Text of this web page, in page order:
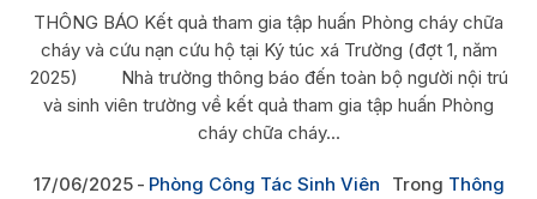
THÔNG BÁO Kết quả tham gia tập huấn Phòng cháy chữa
cháy và cứu nạn cứu hộ tại Ký túc xá Trường (đợt 1, năm
2025) Nhà trường thông báo đến toàn bộ người nội trú
và sinh viên trường về kết quả tham gia tập huấn Phòng
cháy chữa cháy...
17/06/2025 Phòng Công Tác Sinh Viên Trong Thông